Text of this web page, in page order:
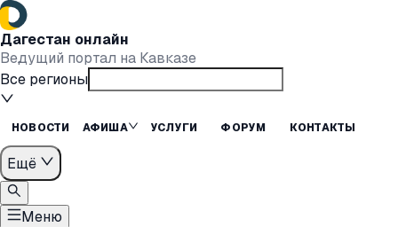
Дагестан онлайн
Ведущий портал на Кавказе
Все регионы
НОВОСТИ АФИША УСЛУГИ ФОРУМ КОНТАКТЫ
Ещё
Меню